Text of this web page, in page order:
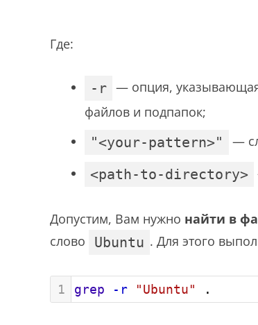
Где:
-r — опция,
файлов и подпапок;
"<your-pattern>"
—
<path-to-directory>
Допустим, Вам нужно найти в
слово
Ubuntu . Для этого
1 grep -r "Ubuntu" .